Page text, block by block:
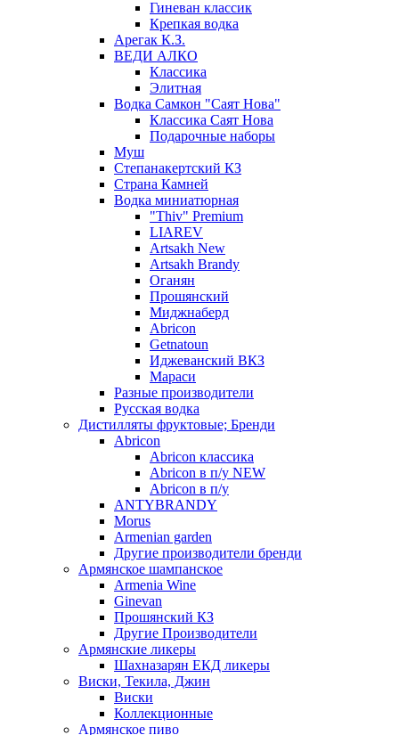
Гиневан классик
Крепкая водка
Арегак К.З.
ВЕДИ АЛКО
Классика
Элитная
Водка Самкон "Саят Нова"
Классика Саят Нова
Подарочные наборы
Муш
Степанакертский КЗ
Страна Камней
Водка миниатюрная
"Thiv" Premium
LIAREV
Artsakh New
Artsakh Brandy
Оганян
Прошянский
Миджнаберд
Abricon
Getnatoun
Иджеванский ВКЗ
Мараси
Разные производители
Русская водка
Дистилляты фруктовые; Бренди
Abricon
Abricon классика
Abricon в п/у NEW
Abricon в п/у
ANTYBRANDY
Morus
Armenian garden
Другие производители бренди
Армянское шампанское
Armenia Wine
Ginevan
Прошянский КЗ
Другие Производители
Армянские ликеры
Шахназарян ЕКД ликеры
Виски, Текила, Джин
Виски
Коллекционные
Армянское пиво